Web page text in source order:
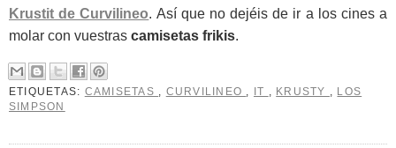
Krustit de Curvilineo. Así que no dejéis de ir a los cines a
molar con vuestras camisetas frikis.
ETIQUETAS: CAMISETAS , CURVILINEO , IT , KRUSTY , LOS
SIMPSON